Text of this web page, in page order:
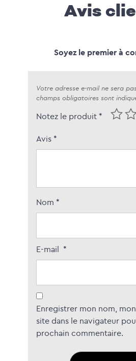
Avis
Soyez le premier à
Votre adresse e-mail ne sera
champs obligatoires sont
Notez le produit *
Avis *
Nom *
E-mail *
Enregistrer mon nom,
site dans le navigateur
prochain commentaire.